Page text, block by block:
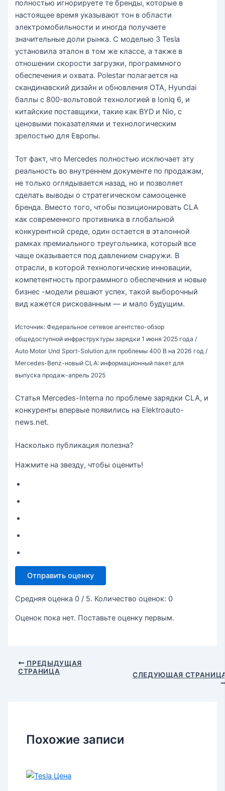
полностью игнорируете те бренды, которые в
настоящее время указывают тон в области
электромобильности и иногда получаете
значительные доли рынка. С моделью 3 Tesla
установила эталон в том же классе, а также в
отношении скорости загрузки, программного
обеспечения и охвата. Polestar полагается на
скандинавский дизайн и обновления OTA, Hyundai
баллы с 800-вольтовой технологией в Ioniq 6, и
китайские поставщики, такие как BYD и Nio, с
ценовыми показателями и технологическим
зрелостью для Европы.
Тот факт, что Mercedes полностью исключает эту
реальность во внутреннем документе по продажам,
не только оглядывается назад, но и позволяет
сделать выводы о стратегическом самооценке
бренда. Вместо того, чтобы позиционировать CLA
как современного противника в глобальной
конкурентной среде, один остается в эталонной
рамках премиального треугольника, который все
чаще оказывается под давлением снаружи. В
отрасли, в которой технологические инновации,
компетентность программного обеспечения и новые
бизнес -модели решают успех, такой выборочный
вид кажется рискованным — и мало будущим.
Источник: Федеральное сетевое агентство-обзор
общедоступной инфраструктуры зарядки 1 июня 2025 года /
Auto Motor Und Sport-Solution для проблемы 400 В на 2026 год /
Mercedes-Benz-новый CLA: информационный пакет для
выпуска продаж-апрель 2025
Статья Mercedes-Interna по проблеме зарядки CLA, и
конкуренты впервые появились на Elektroauto-
news.net.
Насколько публикация полезна?
Нажмите на звезду, чтобы оценить!
Отправить оценку
Средняя оценка 0 / 5. Количество оценок: 0
Оценок пока нет. Поставьте оценку первым.
ПРЕДЫДУЩАЯ
СТРАНИЦА
СЛЕДУЮЩАЯ
Похожие записи